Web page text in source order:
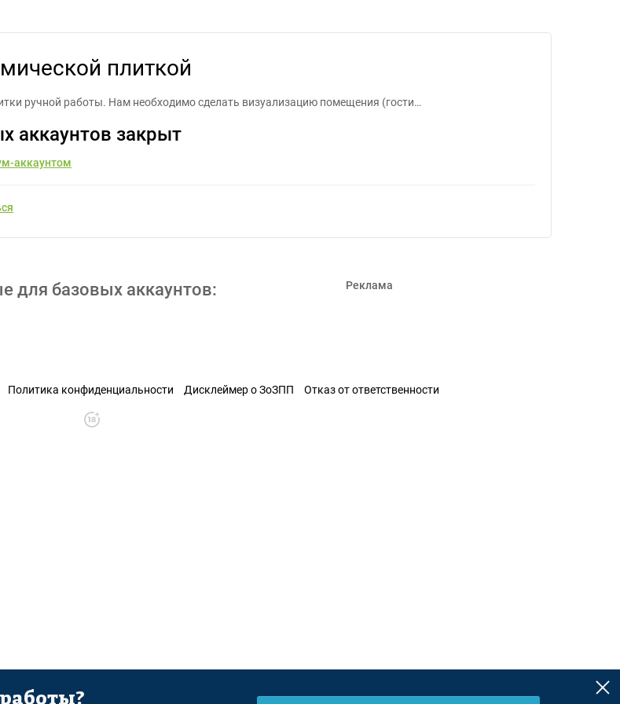
плиткой
ручной работы. Нам необходимо сделать визуализацию помещения (гости…
аккаунтов закрыт
аккаунтом
для базовых аккаунтов: Реклама
Политика конфиденциальности Дисклеймер о ЗоЗПП Отказ от ответственности